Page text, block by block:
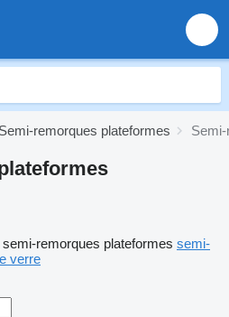
Semi-remorques plateformes
semi-remorques plateformes semi-
verre